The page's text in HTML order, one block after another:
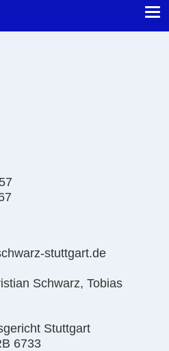
stuttgart.de
Schwarz, Tobias
Stuttgart
6733